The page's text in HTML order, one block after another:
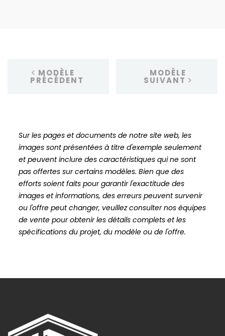
MODÈLE
PRÉCÉDENT
MODÈLE
SUIVANT
Sur les pages et documents de notre site web, les
images sont présentées à titre d'exemple seulement
et peuvent inclure des caractéristiques qui ne sont
pas offertes sur certains modèles. Bien que des
efforts soient faits pour garantir l'exactitude des
images et informations, des erreurs peuvent survenir
ou l'offre peut changer, veuillez consulter nos équipes
de vente pour obtenir les détails complets et les
spécifications du projet, du modèle ou de l'offre.